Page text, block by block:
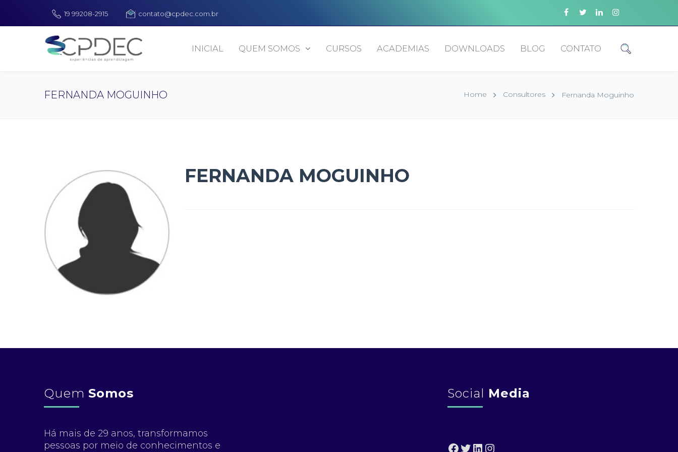
19 99208-2915 contato@cpdec.com.br
INICIAL QUEM SOMOS CURSOS ACADEMIAS DOWNLOADS BLOG CONTATO
FERNANDA MOGUINHO Home Consultores Fernanda Moguinho
FERNANDA MOGUINHO
Quem Somos
Há mais de 29 anos, transformamos
pessoas por meio de conhecimentos e
Social Media
Facebook
Twitter
LinkedIn
Instagram